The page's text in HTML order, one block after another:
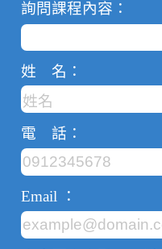
詢問課程內容：
姓 名：
電 話：
Email ：